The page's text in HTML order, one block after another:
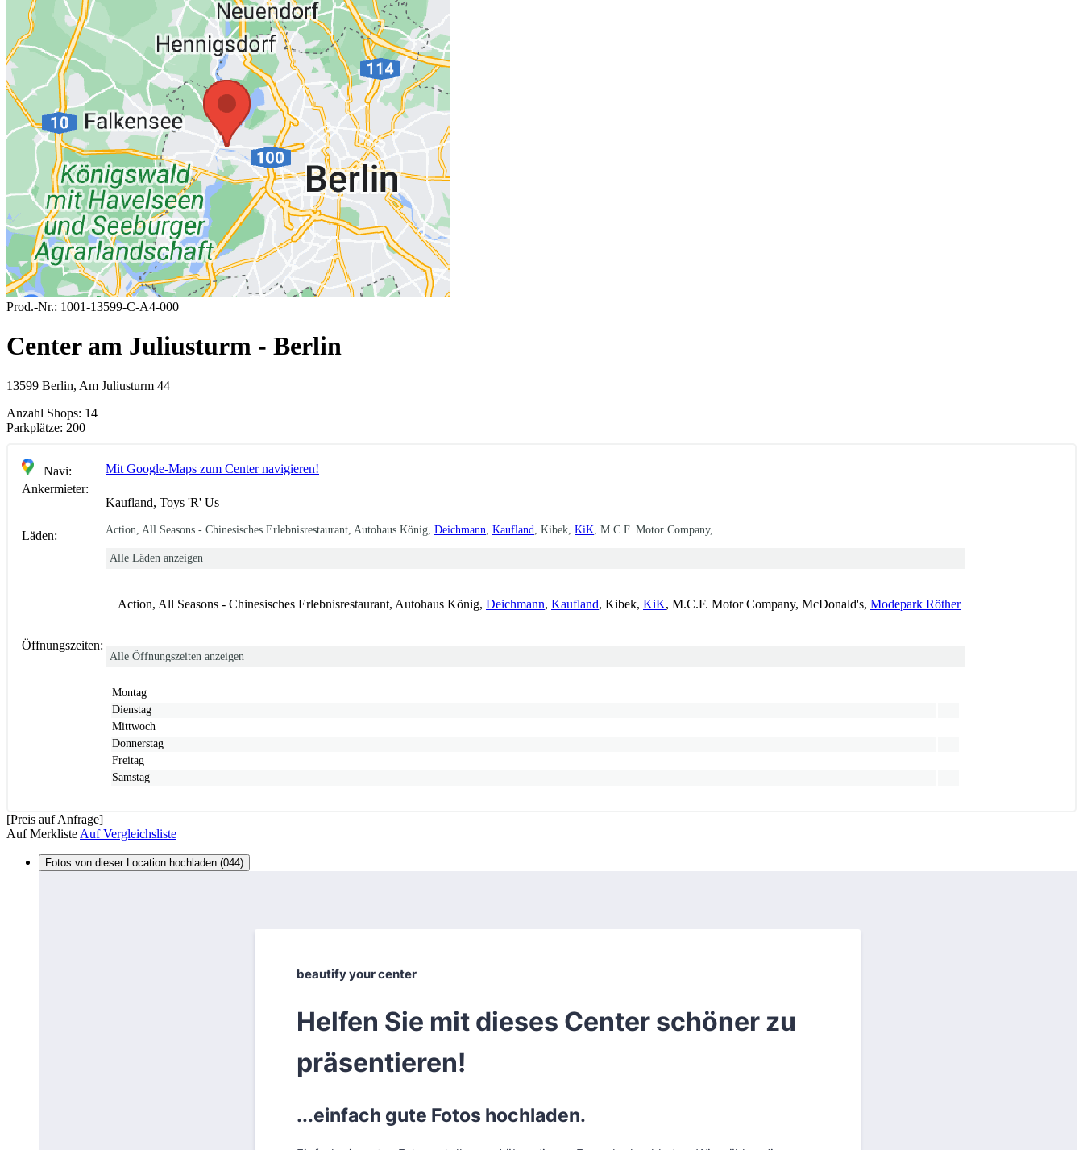
Prod.-Nr.: 1001-13599-C-A4-000
Center am Juliusturm - Berlin
13599 Berlin, Am Juliusturm 44
Anzahl Shops: 14
Parkplätze: 200
Navi:
Mit Google-Maps zum Center navigieren!
Ankermieter:
Kaufland, Toys 'R' Us
Läden: Action, All Seasons - Chinesisches Erlebnisrestaurant, Autohaus König, Deichmann Kaufland , Kibek, KiK , M.C.F. Motor Company, ...
Alle Läden anzeigen
Action, All Seasons - Chinesisches Erlebnisrestaurant, Autohaus König, Deichmann, Kaufland, Kibek, KiK, M.C.F. Motor Company, McDonald's, Modepark Röther
Öffnungszeiten:
Alle Öffnungszeiten anzeigen
Montag
Dienstag
Mittwoch
Donnerstag
Freitag
Samstag
[Preis auf Anfrage]
Auf Merkliste Auf Vergleichsliste
Fotos von dieser Location hochladen (044)